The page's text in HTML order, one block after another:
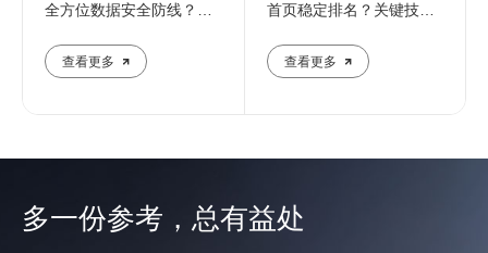
全方位数据安全防线？专
查看更多
首页稳定排名？关键技巧
查看更多
多一份参考，总有益处